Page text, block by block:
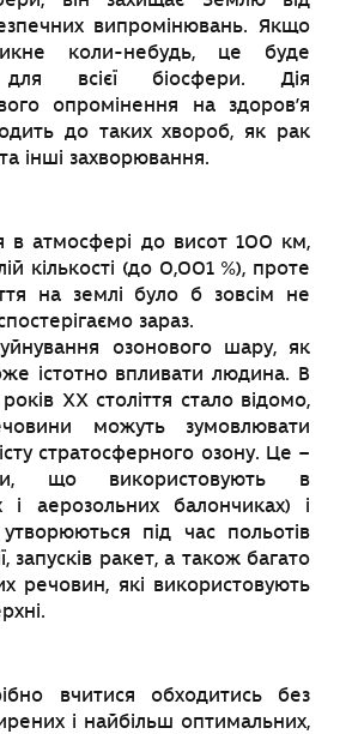
випромінювань. Якщо
коли-небудь, це буде
для всієї біосфери. Дія
опромінення на здоров’я
до таких хвороб, як рак
інші захворювання.
в атмосфері до висот 100 км,
кількості (до 0,001 %), проте
на землі було б зовсім не
зараз.
озонового шару, як
істотно впливати людина. В
XX століття стало відомо,
можуть зумовлювати
стратосферного озону. Це –
що використовують в
і аерозольних балончиках) і
під час польотів
запусків ракет, а також багато
речовин, які використовують
вчитися обходитись без
і найбільш оптимальних,